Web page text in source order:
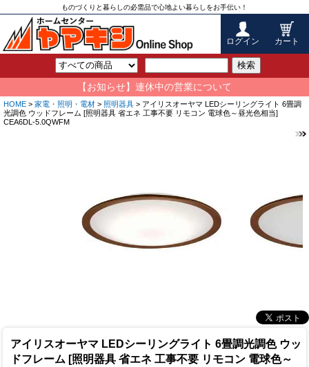
ものづくりと暮らしの必需品で心地よい暮らしをお手伝い！
ログイン カート
検索
【お知らせ】連休中の営業について
HOME > 家電・照明・電材 > 照明器具 > アイリスオーヤマ LEDシーリングライト 6畳調
光調色 ウッドフレーム [照明器具 省エネ 工事不要 リモコン 電球色～昼光色相当]
CEA6DL-5.0QWFM
アイリスオーヤマ LEDシーリングライト 6畳調光調色 ウッ
ドフレーム [照明器具 省エネ 工事不要 リモコン 電球色～